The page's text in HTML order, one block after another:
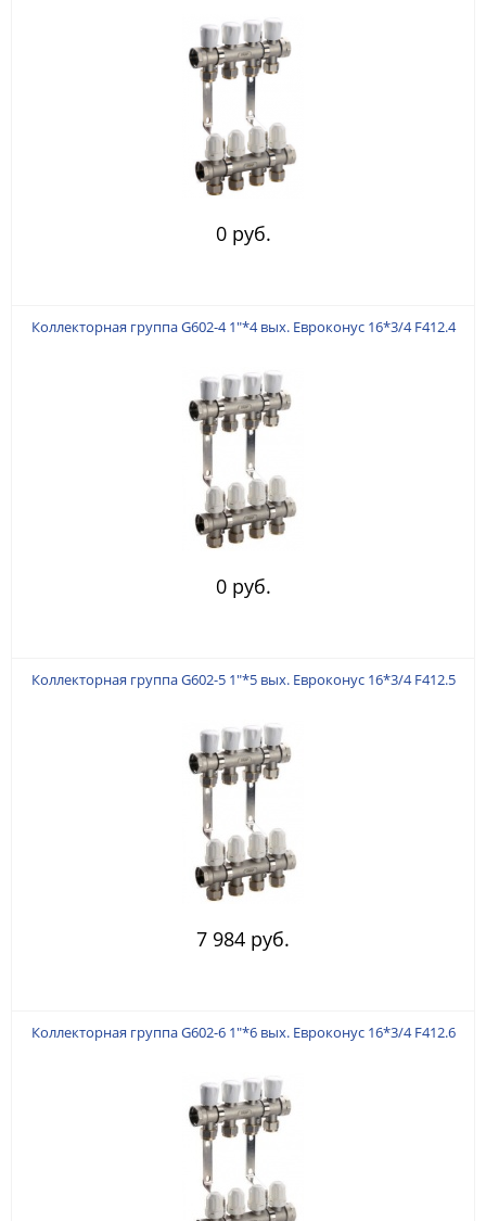
0 руб.
Коллекторная группа G602-4 1"*4 вых. Евроконус 16*3/4 F412.4
0 руб.
Коллекторная группа G602-5 1"*5 вых. Евроконус 16*3/4 F412.5
7 984 руб.
Коллекторная группа G602-6 1"*6 вых. Евроконус 16*3/4 F412.6